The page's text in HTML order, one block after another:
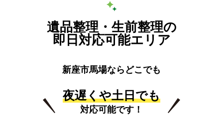
遺品整理・生前整理の
即日対応可能エリア
新座市馬場ならどこでも
夜遅くや土日でも
対応可能です！